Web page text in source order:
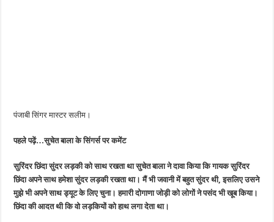
पंजाबी सिंगर मास्टर सलीम।
पहले पढ़ें…सुचेत बाला के सिंगर्स पर कमेंट
सुरिंदर छिंदा सुंदर लड़की को साथ रखता थासुचेत बाला ने दावा किया कि गायक सुरिंदर
छिंदा अपने साथ हमेशा सुंदर लड़की रखता था। मैं भी जवानी में बहुत सुंदर थी, इसलिए उसने
मुझे भी अपने साथ ड्यूट के लिए चुना। हमारी दोगाणा जोड़ी को लोगों ने पसंद भी खूब किया।
छिंदा की आदत थी कि वो लड़कियों को हाथ लगा देता था।